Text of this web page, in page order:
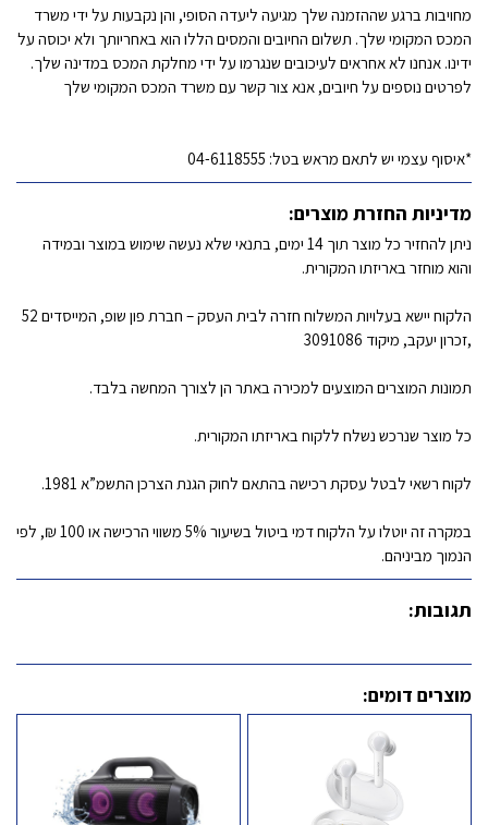
מחויבות ברגע שההזמנה שלך מגיעה ליעדה הסופי, והן נקבעות על ידי משרד
המכס המקומי שלך. תשלום החיובים והמסים הללו הוא באחריותך ולא יכוסה על
ידינו. אנחנו לא אחראים לעיכובים שנגרמו על ידי מחלקת המכס במדינה שלך.
לפרטים נוספים על חיובים, אנא צור קשר עם משרד המכס המקומי שלך
*איסוף עצמי יש לתאם מראש בטל: 04-6118555
מדיניות החזרת מוצרים:
ניתן להחזיר כל מוצר תוך 14 ימים, בתנאי שלא נעשה שימוש במוצר ובמידה
והוא מוחזר באריזתו המקורית.
הלקוח יישא בעלויות המשלוח חזרה לבית העסק – חברת פון שופ, המייסדים 52
,זכרון יעקב, מיקוד 3091086
תמונות המוצרים המוצעים למכירה באתר הן לצורך המחשה בלבד.
כל מוצר שנרכש נשלח ללקוח באריזתו המקורית.
לקוח רשאי לבטל עסקת רכישה בהתאם לחוק הגנת הצרכן התשמ”א 1981.
במקרה זה יוטלו על הלקוח דמי ביטול בשיעור 5% משווי הרכישה או 100 ₪, לפי
הנמוך מביניהם.
תגובות:
מוצרים דומים: